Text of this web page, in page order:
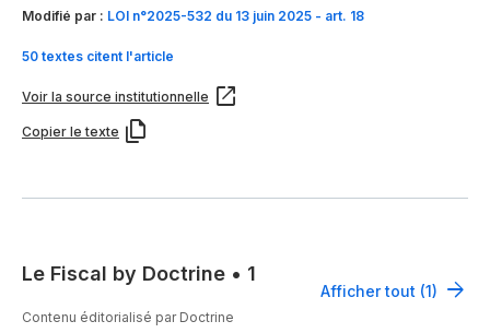
Modifié par : LOI n°2025-532 du 13 juin 2025 - art. 18
50 textes citent l'article
Voir la source institutionnelle
Copier le texte
Le Fiscal by Doctrine • 1
Afficher tout (1)
Contenu éditorialisé par Doctrine